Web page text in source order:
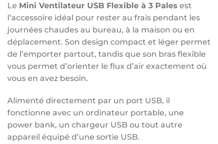
Le Mini Ventilateur USB Flexible à 3 Pales est
l’accessoire idéal pour rester au frais pendant les
journées chaudes au bureau, à la maison ou en
déplacement. Son design compact et léger permet
de l’emporter partout, tandis que son bras flexible
vous permet d’orienter le flux d’air exactement où
vous en avez besoin.
Alimenté directement par un port USB, il
fonctionne avec un ordinateur portable, une
power bank, un chargeur USB ou tout autre
appareil équipé d’une sortie USB.